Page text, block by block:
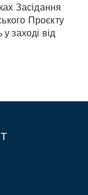
Засідання
Проєкту
заході від